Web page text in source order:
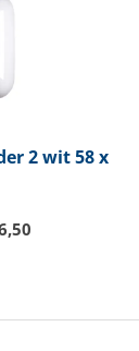
2 wit 58 x